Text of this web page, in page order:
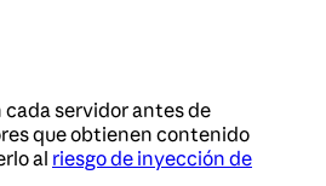
servidor antes de
que obtienen contenido
al riesgo de inyección de